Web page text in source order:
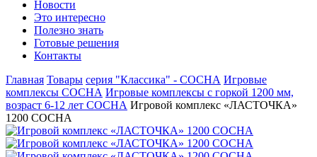
Новости
Это интересно
Полезно знать
Готовые решения
Контакты
Главная Товары серия "Классика" - СОСНА Игровые
комплексы СОСНА Игровые комплексы с горкой 1200 мм,
возраст 6-12 лет СОСНА Игровой комплекс «ЛАСТОЧКА»
1200 СОСНА